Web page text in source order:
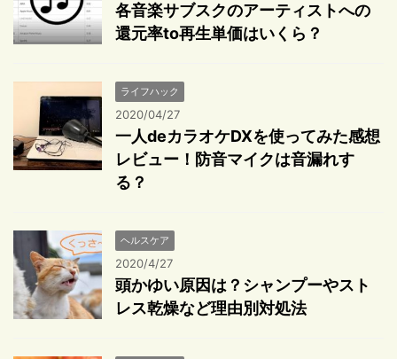
各音楽サブスクのアーティストへの
還元率to再生単価はいくら？
ライフハック
2020/04/27
一人deカラオケDXを使ってみた感想
レビュー！防音マイクは音漏れす
る？
ヘルスケア
2020/4/27
頭かゆい原因は？シャンプーやスト
レス乾燥など理由別対処法